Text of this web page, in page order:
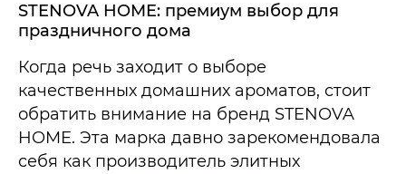
STENOVA HOME: премиум выбор для
праздничного дома
Когда речь заходит о выборе
качественных домашних ароматов, стоит
обратить внимание на бренд STENOVA
HOME. Эта марка давно зарекомендовала
себя как производитель элитных